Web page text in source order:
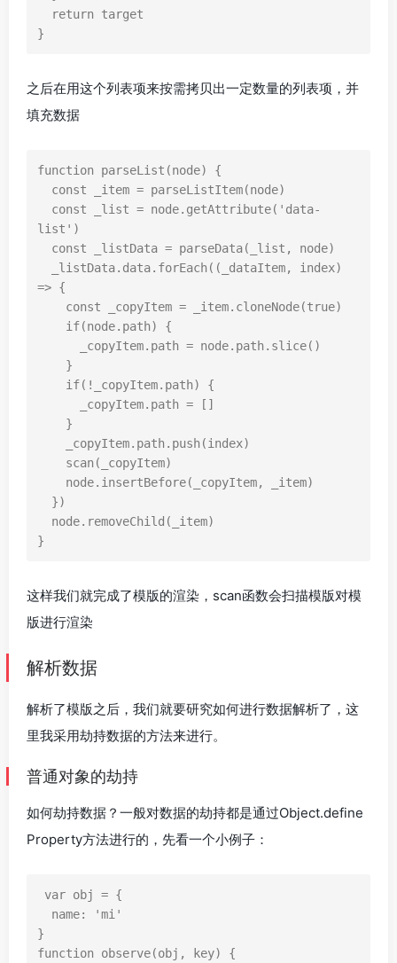
return target
}
之后在用这个列表项来按需拷贝出一定数量的列表项，并
填充数据
function parseList (node)
{
const
_item = parseListItem(node)
const
_list = node. getAttribute( 'data-
list' )
const
_listData = parseData( _list , node)
_listData. data. forEach(( _dataItem, index)
=> {
const
_copyItem = _item. cloneNode(true)
if(node. path)
{
_copyItem. path = node. path. slice()
}
if( ! _copyItem. path)
{
_copyItem. path =
[]
}
_copyItem. path. push(index)
scan( _copyItem)
node. insertBefore( _copyItem, _item)
})
node. removeChild ( _item)
}
这样我们就完成了模版的渲染，scan函数会扫描模版对模
版进行渲染
解析数据
解析了模版之后，我们就要研究如何进行数据解析了，这
里我采用劫持数据的方法来进行。
普通对象的劫持
如何劫持数据？一般对数据的劫持都是通过Object.define
Property方法进行的，先看一个小例子：
var obj = {
name:
'mi'
}
function observe(obj , key) {